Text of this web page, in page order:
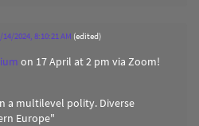
14/2024, 8:10:21 AM (edited)
on 17 April at 2 pm via Zoom!
a multilevel polity. Diverse
Europe"